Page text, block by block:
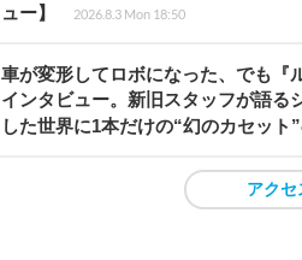
ュー】
2026.8.3 Mon 18:50
車が変形してロボになった、でも
インタビュー。新旧スタッフが語る
した世界に1本だけの“幻のカセット
アク